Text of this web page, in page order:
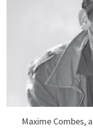
Maxime Combes,